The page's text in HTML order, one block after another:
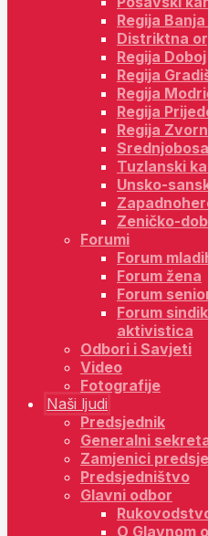
Regija
Distriktna
Regija Doboj
Regija
Regija
Regija
Regija
Tuzlanski
Unsko-
Zeničko-
Forumi
Forum
Forum žena
Forum
Forum
aktivistica
Odbori i Savjeti
Video
Fotografije
Naši ljudi
Predsjednik
Generalni
Zamjenici
Predsjedništvo
Glavni odbor
O Glavnom